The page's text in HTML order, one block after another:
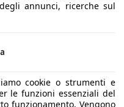
annunci, ricerche sul
cookie o strumenti e
le funzioni essenziali del
funzionamento. Vengono